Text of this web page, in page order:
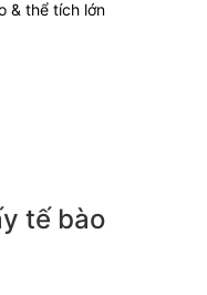
& thể tích lớn
tế bào